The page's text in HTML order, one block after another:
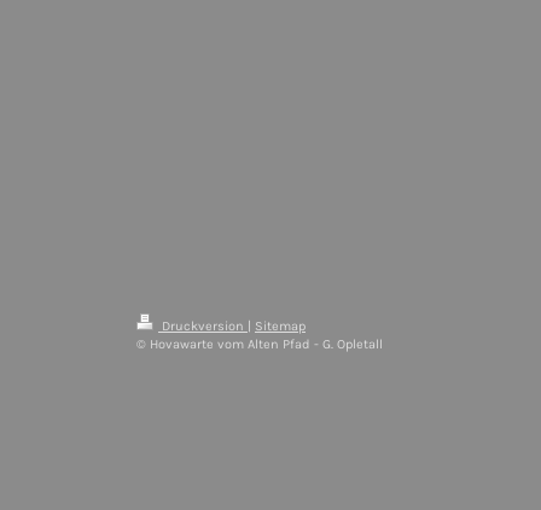
Druckversion | Sitemap
© Hovawarte vom Alten Pfad - G. Opletall